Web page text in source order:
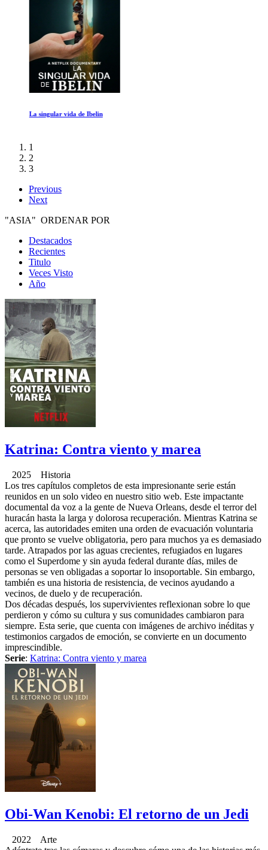
La singular vida de Ibelin
1
2
3
Previous
Next
"ASIA" ORDENAR POR
Destacados
Recientes
Titulo
Veces Visto
Año
Katrina: Contra viento y marea
2025 Historia
Los tres capítulos completos de esta impresionante serie están
reunidos en un solo video en nuestro sitio web. Este impactante
documental da voz a la gente de Nueva Orleans, desde el terror del
huracán hasta la larga y dolorosa recuperación. Mientras Katrina se
acerca, las autoridades emiten una orden de evacuación voluntaria
que pronto se vuelve obligatoria, pero para muchos ya es demasiado
tarde. Atrapados por las aguas crecientes, refugiados en lugares
como el Superdome y sin ayuda federal durante días, miles de
personas se ven obligadas a soportar lo insoportable. Sin embargo,
también es una historia de resistencia, de vecinos ayudando a
vecinos, de duelo y de recuperación.
Dos décadas después, los supervivientes reflexionan sobre lo que
perdieron y cómo su cultura y sus comunidades cambiaron para
siempre. Esta serie, que cuenta con imágenes de archivo inéditas y
testimonios cargados de emoción, se convierte en un documento
imprescindible.
Serie: Katrina: Contra viento y marea
Obi-Wan Kenobi: El retorno de un Jedi
2022 Arte